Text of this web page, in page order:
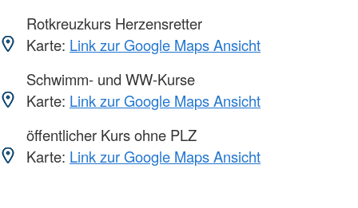
Rotkreuzkurs Herzensretter
Karte: Link zur Google Maps Ansicht
Schwimm- und WW-Kurse
Karte: Link zur Google Maps Ansicht
öffentlicher Kurs ohne PLZ
Karte: Link zur Google Maps Ansicht